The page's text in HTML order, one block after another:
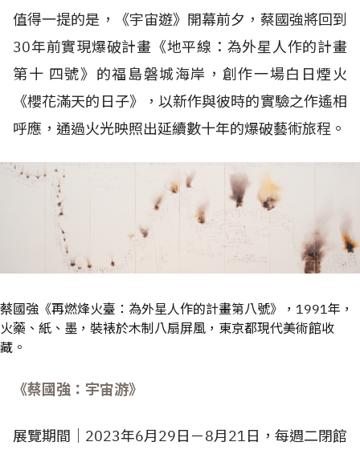
值得一提的是，《宇宙遊》開幕前夕，蔡國強將回到
30年前實現爆破計畫《地平線：為外星人作的計畫
第十 四號》的福島磐城海岸，創作一場白日煙火
《櫻花滿天的日子》，以新作與彼時的實驗之作遙相
呼應，通過火光映照出延續數十年的爆破藝術旅程。
蔡國強《再燃烽火臺：為外星人作的計畫第八號》，1991年，
火藥、紙、墨，裝裱於木制八扇屏風，東京都現代美術館收
藏。
《蔡國強：宇宙游》
展覽期間｜2023年6月29日－8月21日，每週二閉館